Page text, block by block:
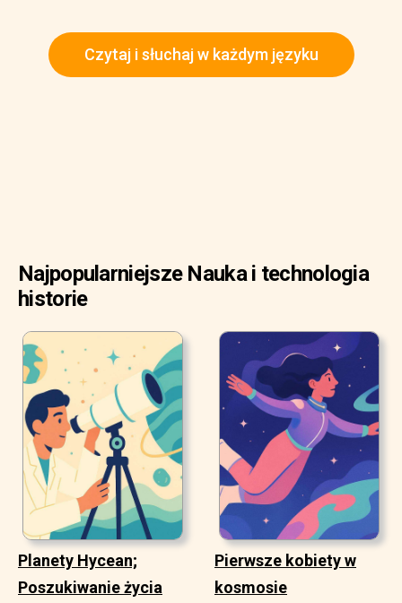
Czytaj i słuchaj w każdym języku
Najpopularniejsze Nauka i technologia
historie
Planety Hycean;
Poszukiwanie życia
Pierwsze kobiety w
kosmosie